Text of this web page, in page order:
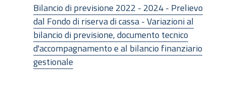
Bilancio di previsione 2022 - 2024 - Prelievo
dal Fondo di riserva di cassa - Variazioni al
bilancio di previsione, documento tecnico
d'accompagnamento e al bilancio finanziario
gestionale